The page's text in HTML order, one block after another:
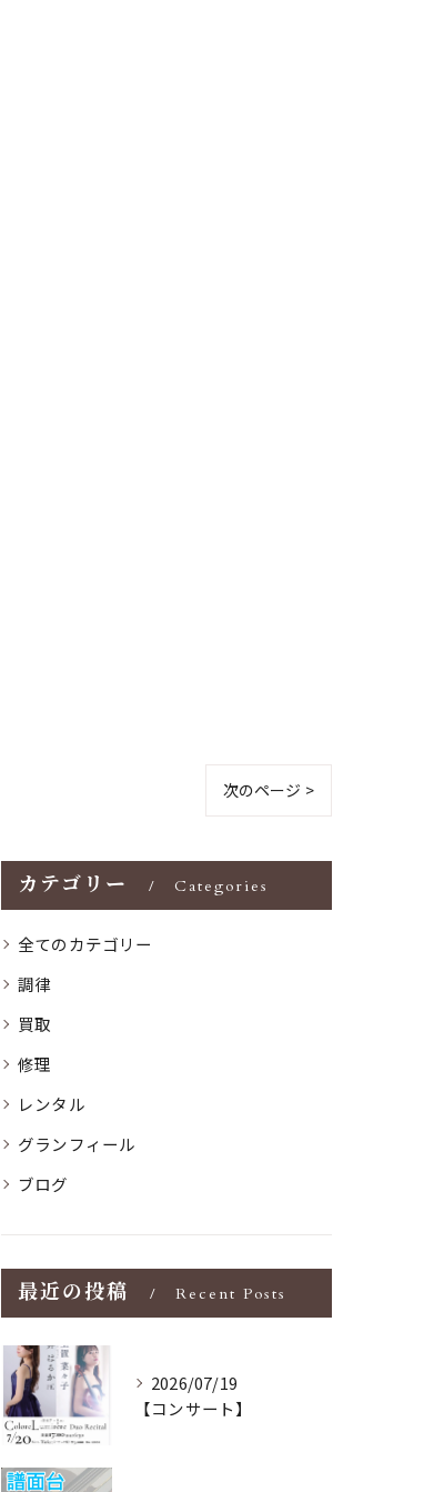
次のページ >
カテゴリー Categories
全てのカテゴリー
調律
買取
修理
レンタル
グランフィール
ブログ
最近の投稿 Recent Posts
2026/07/19
【コンサート】